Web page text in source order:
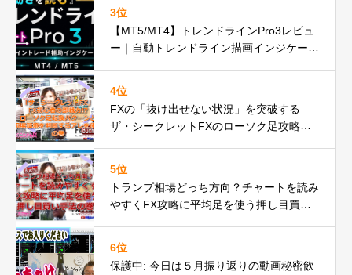
3位
【MT5/MT4】トレンドラインPro3レビュ
ー｜自動トレンドライン描画インジケータ
4位
FXの「抜け出せない状況」を突破する
ザ・シークレットFXのローソク足攻略の
5位
トランプ相場どっち方向？チャートを読み
やすくFX攻略に平均足を使う押し目買い
6位
保護中: 今日は５月振り返りの動画秘密飲